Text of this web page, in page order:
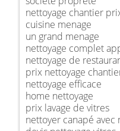
nettoyage chantier
cuisine menage
un grand menage
nettoyage complet
nettoyage de
prix nettoyage
nettoyage efficace
home nettoyage
prix lavage de vitres
nettoyer canapé